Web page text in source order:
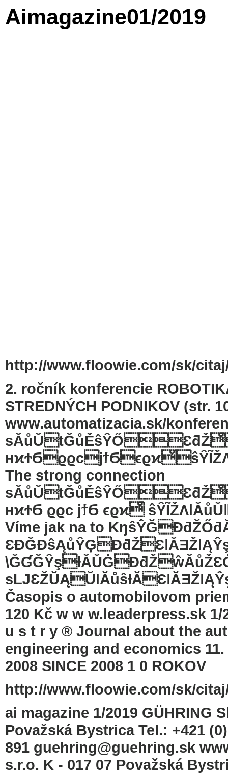
Aimagazine01/2019
http://www.floowie.com/sk/
2. ročník konferencie
STREDNÝCH PODNIKOV (str.
www.automatizacia.sk/
The strong connection
нϰϮϬ ϱϱϲ ϳϯϬ ϵϱϰͮ
Víme jak na to
Časopis o automobilovom
120 Kč w w w.leaderpress.sk
u s t r y ® Journal about the
engineering and economics
2008 SINCE 2008 1 0 ROKOV
http://www.floowie.com/sk/
ai magazine 1/2019 GÜHRING
Považská Bystrica Tel.: +421
891 guehring@guehring.sk
s.r.o. K - 017 07 Považská